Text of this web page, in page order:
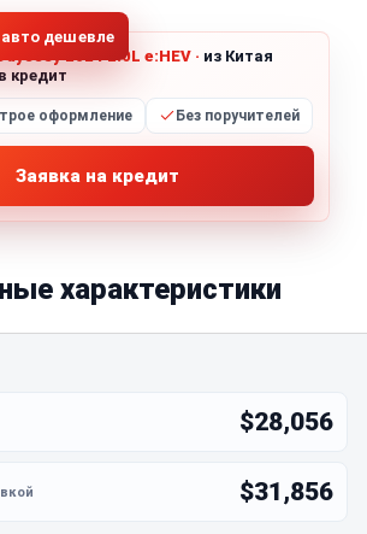
дешевле
2024 2.0L e:HEV · из Китая
кредит
оформление Без поручителей
Заявка на кредит
характеристики
$28,056
$31,856